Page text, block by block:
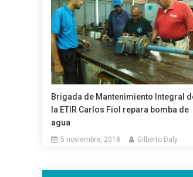
Brigada de Mantenimiento Integral
la ETIR Carlos Fiol repara bomba de
agua
5 noviembre, 2018 Gilberto Daly